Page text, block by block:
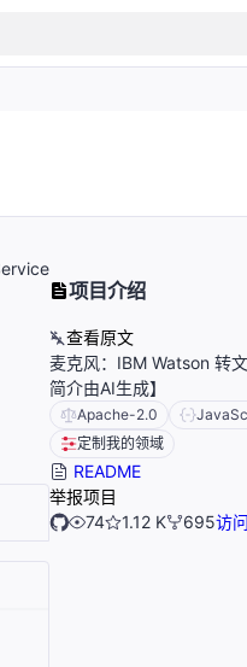
项目介绍
查看原文
麦克风：IBM Watson 转
简介由AI生成】
Apache-2.0
定制我的领域
README
举报项目
74
1.12 K 695访